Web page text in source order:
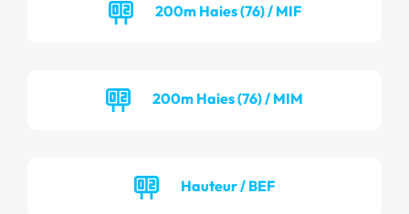
200m Haies (76) / MIF
200m Haies (76) / MIM
Hauteur / BEF